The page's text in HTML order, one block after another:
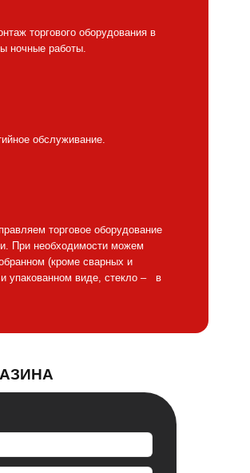
торгового оборудования в
ночные работы.
обслуживание.
торговое оборудование
При необходимости можем
(кроме сварных и
и упакованном виде, стекло – в